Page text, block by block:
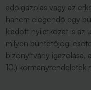
adóigazolás vagy az
hanem elegendő egy
kiadott nyilatkozat is az
milyen büntetőjogi
bizonyítvány igazolása,
10.) kormányrendeletek